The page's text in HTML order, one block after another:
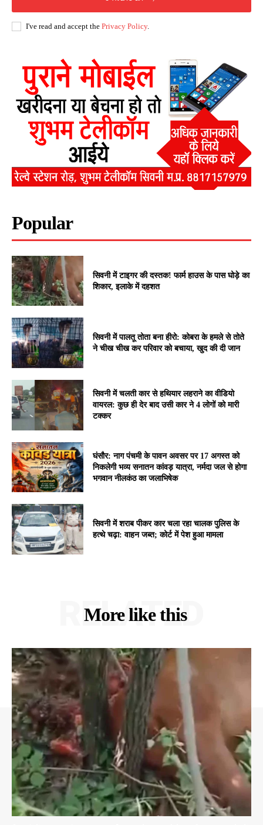
I've read and accept the Privacy Policy.
Popular
सिवनी में टाइगर की दस्तक! फार्म हाउस के पास घोड़े का
शिकार, इलाके में दहशत
सिवनी में पालतू तोता बना हीरो: कोबरा के हमले से तोते
ने चीख चीख कर परिवार को बचाया, खुद की दी जान
सिवनी में चलती कार से हथियार लहराने का वीडियो
वायरल: कुछ ही देर बाद उसी कार ने 4 लोगों को मारी
टक्कर
घंसौर: नाग पंचमी के पावन अवसर पर 17 अगस्त को
निकलेगी भव्य सनातन कांवड़ यात्रा, नर्मदा जल से होगा
भगवान नीलकंठ का जलाभिषेक
सिवनी में शराब पीकर कार चला रहा चालक पुलिस के
हत्थे चढ़ा: वाहन जब्त; कोर्ट में पेश हुआ मामला
More like this
RELATED